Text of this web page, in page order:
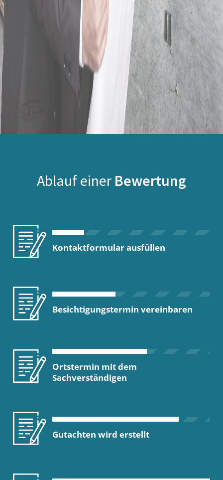
Ablauf einer Bewertung
Kontaktformular ausfüllen
Besichtigungstermin vereinbaren
Ortstermin mit dem
Sachverständigen
Gutachten wird erstellt